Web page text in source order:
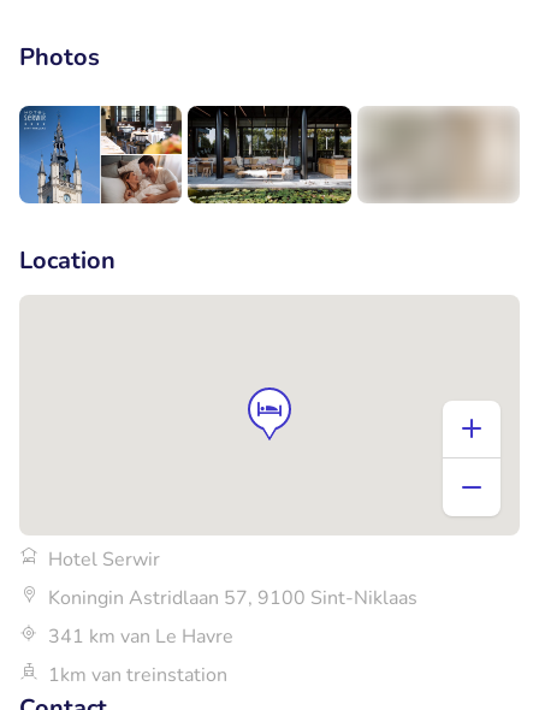
Photos
Location
Hotel Serwir
Koningin Astridlaan 57, 9100 Sint-Niklaas
341 km van Le Havre
1km van treinstation